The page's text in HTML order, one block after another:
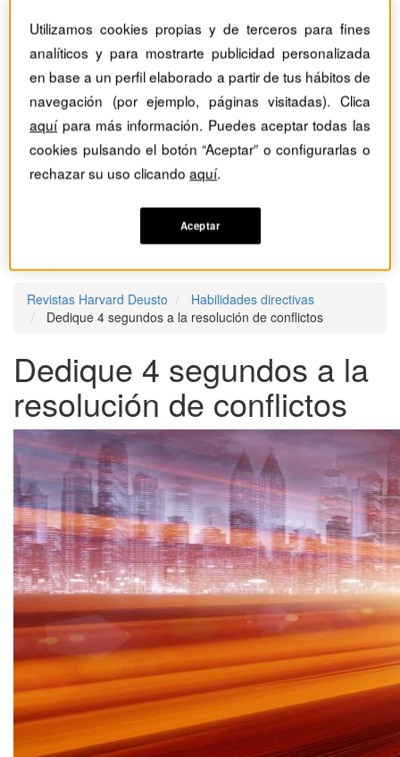
Revistas Harvard Deusto
Habilidades directivas
Dedique 4 segundos a la resolución de conflictos
Dedique 4 segundos a la
resolución de conflictos
Utilizamos cookies propias y de terceros para fines
analíticos y para mostrarte publicidad personalizada
en base a un perfil elaborado a partir de tus hábitos de
navegación (por ejemplo, páginas visitadas). Clica
aquípara más información. Puedes aceptar todas las
cookies pulsando el botón “Aceptar” o configurarlas o
rechazar su uso clicandoaquí.
Aceptar